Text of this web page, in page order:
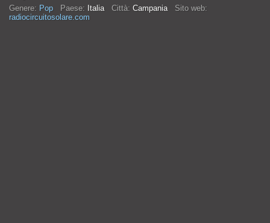
Genere: Pop Paese: Italia Città: Campania Sito web:
radiocircuitosolare.com